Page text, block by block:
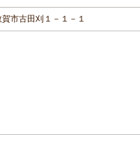
市古田刈１－１－１